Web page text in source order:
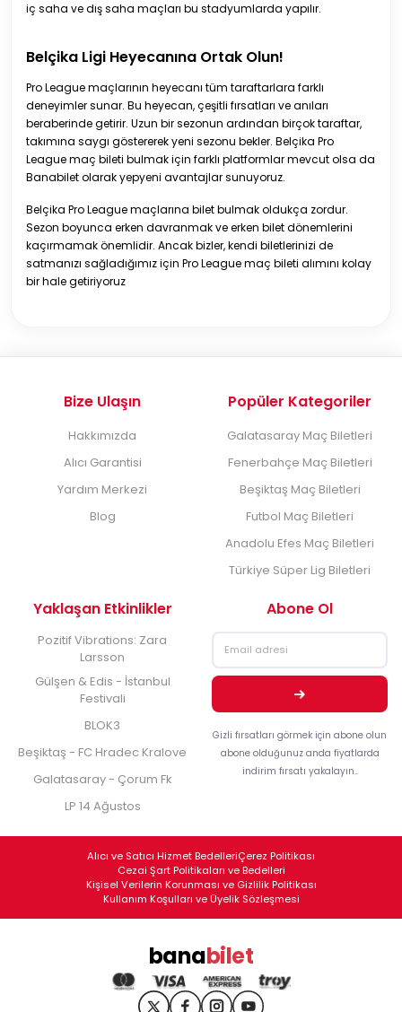
iç saha ve dış saha maçları bu stadyumlarda yapılır.
Belçika Ligi Heyecanına Ortak Olun!
Pro League maçlarının heyecanı tüm taraftarlara farklı
deneyimler sunar. Bu heyecan, çeşitli fırsatları ve anıları
beraberinde getirir. Uzun bir sezonun ardından birçok taraftar,
takımına saygı göstererek yeni sezonu bekler. Belçika Pro
League maç bileti bulmak için farklı platformlar mevcut olsa da
Banabilet olarak yepyeni avantajlar sunuyoruz.
Belçika Pro League maçlarına bilet bulmak oldukça zordur.
Sezon boyunca erken davranmak ve erken bilet dönemlerini
kaçırmamak önemlidir. Ancak bizler, kendi biletlerinizi de
satmanızı sağladığımız için Pro League maç bileti alımını kolay
bir hale getiriyoruz
Bize Ulaşın
Hakkımızda
Alıcı Garantisi
Yardım Merkezi
Blog
Popüler Kategoriler
Galatasaray Maç Biletleri
Fenerbahçe Maç Biletleri
Beşiktaş Maç Biletleri
Futbol Maç Biletleri
Anadolu Efes Maç Biletleri
Türkiye Süper Lig Biletleri
Yaklaşan Etkinlikler
Pozitif Vibrations: Zara
Larsson
Gülşen & Edis - İstanbul
Festivali
BLOK3
Beşiktaş - FC Hradec Kralove
Galatasaray - Çorum Fk
LP 14 Ağustos
Abone Ol
Gizli fırsatları görmek için abone olun
abone olduğunuz anda fiyatlarda
indirim fırsatı yakalayın..
Alıcı ve Satıcı Hizmet BedelleriÇerez Politikası
Cezai Şart Politikaları ve Bedelleri
Kişisel Verilerin Korunması ve Gizlilik Politikası
Kullanım Koşulları ve Üyelik Sözleşmesi
banabilet